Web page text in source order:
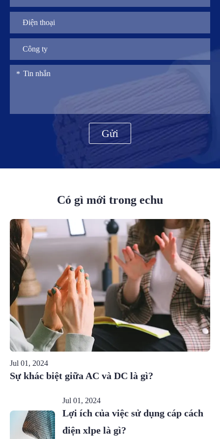
Gửi
Có gì mới trong echu
Jul 01, 2024
Sự khác biệt giữa AC và DC là gì?
Jul 01, 2024
Lợi ích của việc sử dụng cáp cách
điện xlpe là gì?